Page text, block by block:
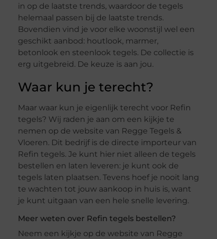
in op de laatste trends, waardoor de tegels
helemaal passen bij de laatste trends.
Bovendien vind je voor elke woonstijl wel een
geschikt aanbod: houtlook, marmer,
betonlook en steenlook tegels. De collectie is
erg uitgebreid. De keuze is aan jou.
Waar kun je terecht?
Maar waar kun je eigenlijk terecht voor Refin
tegels? Wij raden je aan om een kijkje te
nemen op de website van Regge Tegels &
Vloeren. Dit bedrijf is de directe importeur van
Refin tegels. Je kunt hier niet alleen de tegels
bestellen en laten leveren: je kunt ook de
tegels laten plaatsen. Tevens hoef je nooit lang
te wachten tot jouw aankoop in huis is, want
je kunt uitgaan van een hele snelle levering.
Meer weten over Refin tegels bestellen?
Neem een kijkje op de website van Regge